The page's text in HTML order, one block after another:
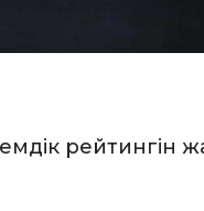
рейтингін